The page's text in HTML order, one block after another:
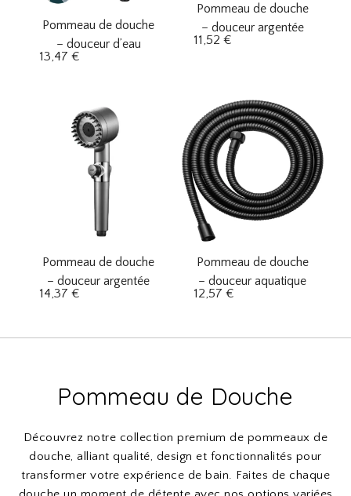
Pommeau de douche
– douceur d’eau
13,47 €
Pommeau de douche
– douceur argentée
11,52 €
Pommeau de douche
– douceur argentée
14,37 €
Pommeau de douche
– douceur aquatique
12,57 €
Pommeau de Douche
Découvrez notre collection premium de pommeaux de
douche, alliant qualité, design et fonctionnalités pour
transformer votre expérience de bain. Faites de chaque